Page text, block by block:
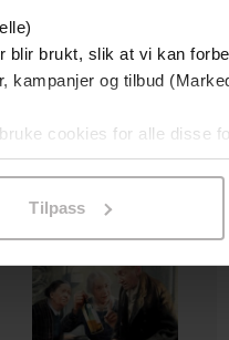
brukt, slik at vi kan
kampanjer og tilbud
cookies for alle disse
Du kan når som helst
Tilpass